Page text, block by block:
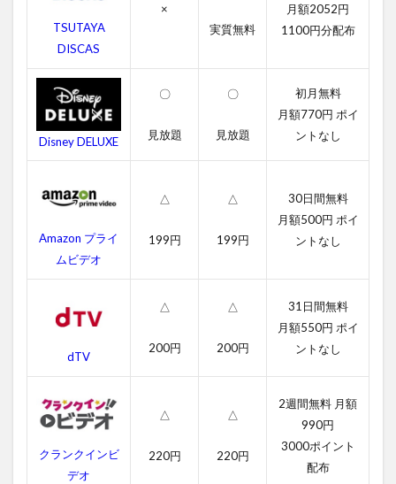
配
ー
ビ
ス
一
覧
レ
ミ
の
ラ
の
無
動
TSUTAYA
DISCAS
×
実質無料
月額2052円
1100円分配布
Disney DELUXE
〇
見放題
〇
見放題
初月無料
月額770円 ポイ
ントなし
Amazon プライ
ムビデオ
△
199円
△
199円
30日間無料
月額500円 ポイ
ントなし
dTV
△
200円
△
200円
31日間無料
月額550円 ポイ
ントなし
クランクインビ
デオ
△
220円
△
220円
2週間無料 月額
990円
3000ポイント
配布